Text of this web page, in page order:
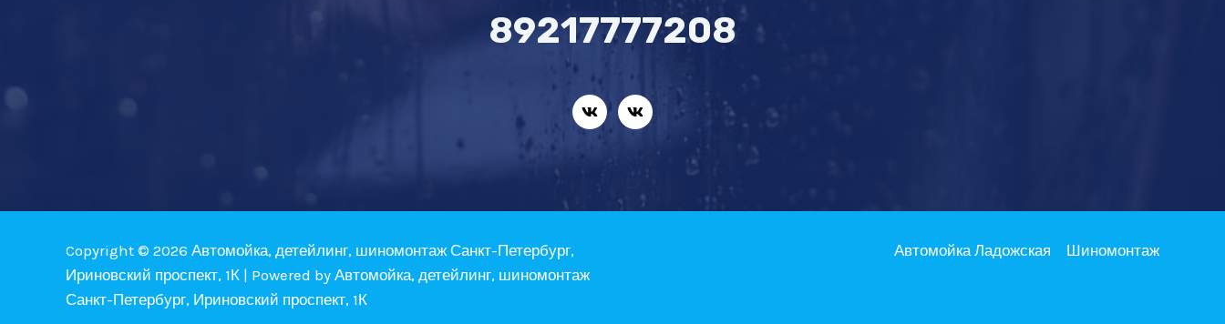
89217777208
Copyright © 2026 Автомойка, детейлинг, шиномонтаж Санкт-Петербург,
Ириновский проспект, 1К | Powered by Автомойка, детейлинг, шиномонтаж
Санкт-Петербург, Ириновский проспект, 1К
Автомойка Ладожская Шиномонтаж